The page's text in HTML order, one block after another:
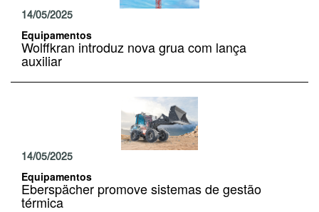
14/05/2025
Equipamentos
Wolffkran introduz nova grua com lança
auxiliar
14/05/2025
Equipamentos
Eberspächer promove sistemas de gestão
térmica